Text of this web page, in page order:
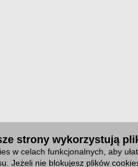
strony wykorzystują
w celach funkcjonalnych, aby
Jeżeli nie blokujesz plików